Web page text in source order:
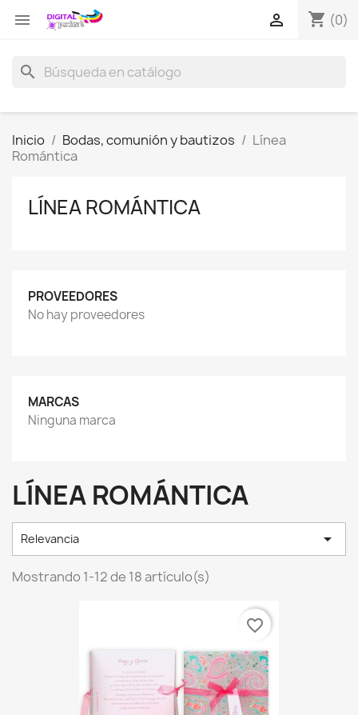
 shopping_cart (0)

search
Inicio Bodas, comunión y bautizos
Línea
Romántica
LÍNEA ROMÁNTICA
PROVEEDORES
No hay proveedores
MARCAS
Ninguna marca
LÍNEA ROMÁNTICA
Relevancia 
Mostrando 1-12 de 18 artículo(s)
favorite_border